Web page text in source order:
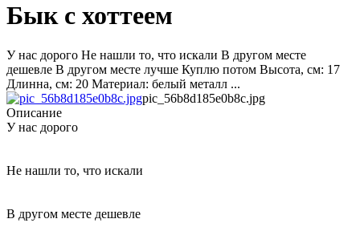
Бык с хоттеем
У нас дорого Не нашли то, что искали В другом месте
дешевле В другом месте лучше Куплю потом Высота, см: 17
Длинна, см: 20 Материал: белый металл ...
pic_56b8d185e0b8c.jpg
Описание
У нас дорого
Не нашли то, что искали
В другом месте дешевле